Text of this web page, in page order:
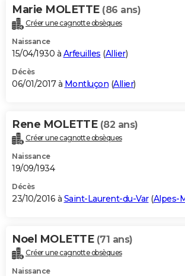
Marie MOLETTE (86 ans)
Créer une cagnotte obsèques
Naissance
15/04/1930 à Arfeuilles (Allier)
Décès
06/01/2017 à Montluçon (Allier)
Rene MOLETTE (82 ans)
Créer une cagnotte obsèques
Naissance
19/09/1934
Décès
23/10/2016 à Saint-Laurent-du-Var(Alpes-
Noel MOLETTE (71 ans)
Créer une cagnotte obsèques
Naissance